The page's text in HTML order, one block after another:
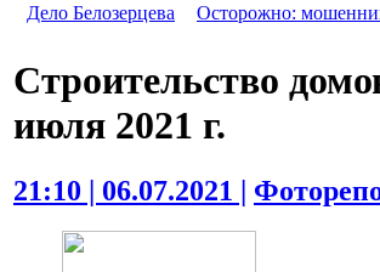
Дело Белозерцева
Осторожно:
Строительство
июля 2021 г.
21:10 | 06.07.2021 |